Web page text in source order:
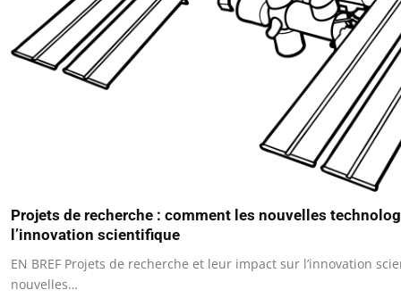
Projets de recherche : comment les nouvelles
l’innovation scientifique
EN BREF Projets de recherche et leur impact sur l’innovation
nouvelles…